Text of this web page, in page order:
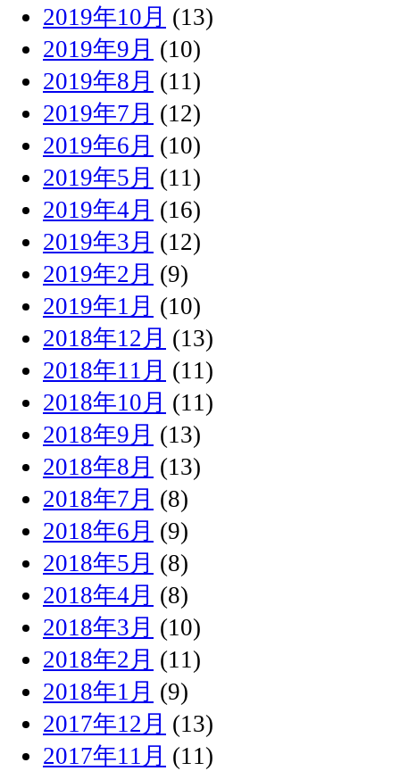
2019年10月 (13)
2019年9月 (10)
2019年8月 (11)
2019年7月 (12)
2019年6月 (10)
2019年5月 (11)
2019年4月 (16)
2019年3月 (12)
2019年2月 (9)
2019年1月 (10)
2018年12月 (13)
2018年11月 (11)
2018年10月 (11)
2018年9月 (13)
2018年8月 (13)
2018年7月 (8)
2018年6月 (9)
2018年5月 (8)
2018年4月 (8)
2018年3月 (10)
2018年2月 (11)
2018年1月 (9)
2017年12月 (13)
2017年11月 (11)